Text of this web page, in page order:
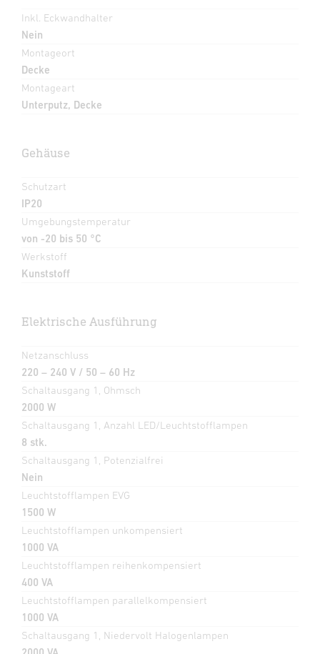
Inkl. Eckwandhalter
Nein
Montageort
Decke
Montageart
Unterputz, Decke
Gehäuse
Schutzart
IP20
Umgebungstemperatur
von -20 bis 50 °C
Werkstoff
Kunststoff
Elektrische Ausführung
Netzanschluss
220 – 240 V / 50 – 60 Hz
Schaltausgang 1, Ohmsch
2000 W
Schaltausgang 1, Anzahl LED/Leuchtstofflampen
8 stk.
Schaltausgang 1, Potenzialfrei
Nein
Leuchtstofflampen EVG
1500 W
Leuchtstofflampen unkompensiert
1000 VA
Leuchtstofflampen reihenkompensiert
400 VA
Leuchtstofflampen parallelkompensiert
1000 VA
Schaltausgang 1, Niedervolt Halogenlampen